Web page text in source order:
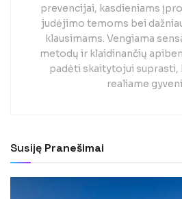
prevencijai, kasdieniams
judėjimo temoms bei
klausimams. Vengiama
metodų ir klaidinančių
padėti skaitytojui suprasti,
realiame
Susiję Pranešimai